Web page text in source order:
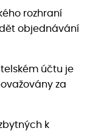
rozhraní
objednávání
účtu je
za
k